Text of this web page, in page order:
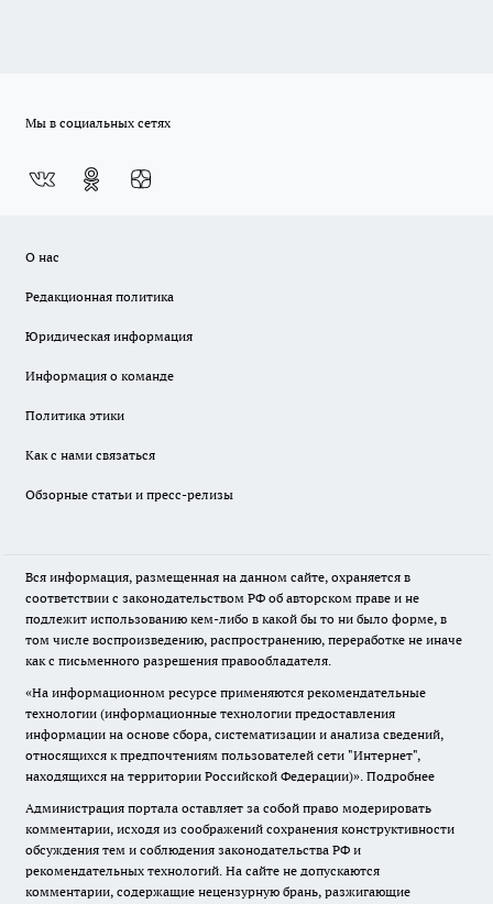
Мы в социальных сетях
О нас
Редакционная политика
Юридическая информация
Информация о команде
Политика этики
Как с нами связаться
Обзорные статьи и пресс-релизы
Вся информация, размещенная на данном сайте, охраняется в
соответствии с законодательством РФ об авторском праве и не
подлежит использованию кем-либо в какой бы то ни было форме, в
том числе воспроизведению, распространению, переработке не иначе
как с письменного разрешения правообладателя.
«На информационном ресурсе применяются рекомендательные
технологии (информационные технологии предоставления
информации на основе сбора, систематизации и анализа сведений,
относящихся к предпочтениям пользователей сети "Интернет",
находящихся на территории Российской Федерации)». Подробнее
Администрация портала оставляет за собой право модерировать
комментарии, исходя из соображений сохранения конструктивности
обсуждения тем и соблюдения законодательства РФ и
рекомендательных технологий. На сайте не допускаются
комментарии, содержащие нецензурную брань, разжигающие